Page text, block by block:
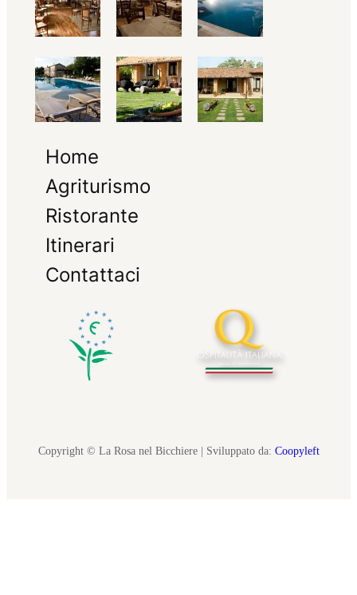
Home
Agriturismo
Ristorante
Itinerari
Contattaci
Copyright © La Rosa nel Bicchiere | Sviluppato da: Coopyleft